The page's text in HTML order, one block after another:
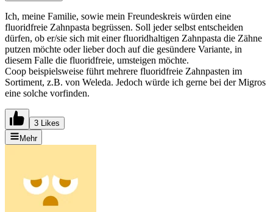
Ich, meine Familie, sowie mein Freundeskreis würden eine
fluoridfreie Zahnpasta begrüssen. Soll jeder selbst entscheiden
dürfen, ob er/sie sich mit einer fluoridhaltigen Zahnpasta die Zähne
putzen möchte oder lieber doch auf die gesündere Variante, in
diesem Falle die fluoridfreie, umsteigen möchte.
Coop beispielsweise führt mehrere fluoridfreie Zahnpasten im
Sortiment, z.B. von Weleda. Jedoch würde ich gerne bei der Migros
eine solche vorfinden.
3 Likes
Mehr